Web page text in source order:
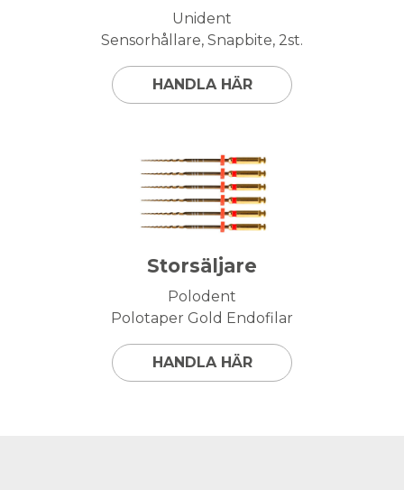
Unident
Sensorhållare, Snapbite, 2st.
HANDLA HÄR
Storsäljare
Polodent
Polotaper Gold Endofilar
HANDLA HÄR